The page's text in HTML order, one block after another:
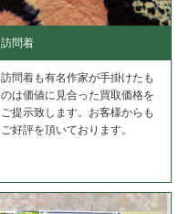
訪問着
訪問着も有名作家が手掛けたも
のは価値に見合った買取価格を
ご提示致します。お客様からも
ご好評を頂いております。